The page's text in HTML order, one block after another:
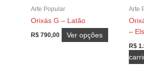
produto
Arte Popular
Orixás G – Latão
R$ 790,00 Ver opções
produto
Arte
–
R$